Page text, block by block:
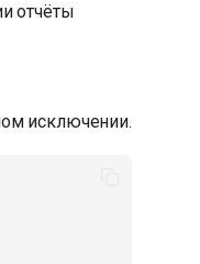
отчёты
исключении.